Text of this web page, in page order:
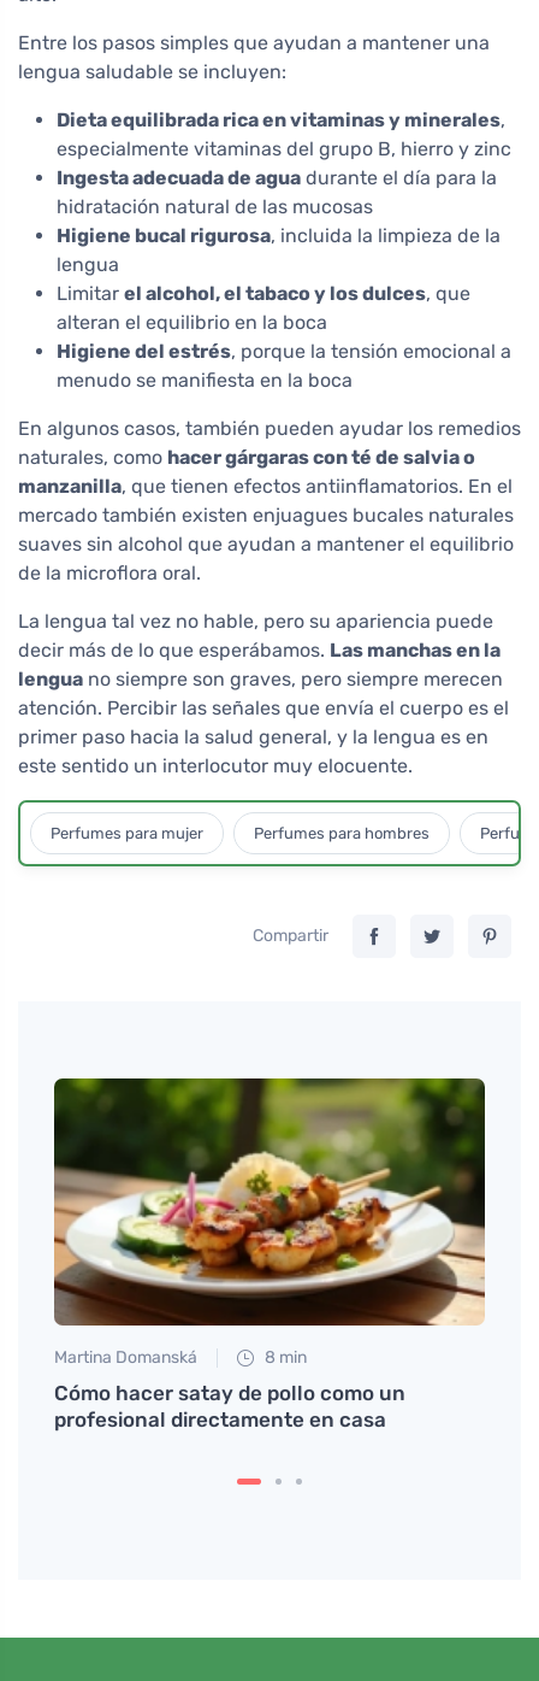
Entre los pasos simples que ayudan a mantener una
lengua saludable se incluyen:
Dieta equilibrada rica en vitaminas y minerales,
especialmente vitaminas del grupo B, hierro y zinc
Ingesta adecuada de agua durante el día para la
hidratación natural de las mucosas
Higiene bucal rigurosa, incluida la limpieza de la
lengua
Limitar el alcohol, el tabaco y los dulces, que
alteran el equilibrio en la boca
Higiene del estrés, porque la tensión emocional a
menudo se manifiesta en la boca
En algunos casos, también pueden ayudar los remedios
naturales, como hacer gárgaras con té de salvia o
manzanilla, que tienen efectos antiinflamatorios. En el
mercado también existen enjuagues bucales naturales
suaves sin alcohol que ayudan a mantener el equilibrio
de la microflora oral.
La lengua tal vez no hable, pero su apariencia puede
decir más de lo que esperábamos. Las manchas en la
lengua no siempre son graves, pero siempre merecen
atención. Percibir las señales que envía el cuerpo es el
primer paso hacia la salud general, y la lengua es en
este sentido un interlocutor muy elocuente.
Perfumes para mujer Perfumes para hombres
Compartir
Martina Domanská 8 min
Cómo hacer satay de pollo como un
profesional directamente en casa